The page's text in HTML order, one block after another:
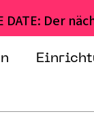
DATE: Der